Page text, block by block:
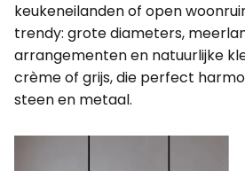
keukeneilanden of open
trendy: grote diameters,
arrangementen en natuurlijke
crème of grijs, die perfect
steen en metaal.